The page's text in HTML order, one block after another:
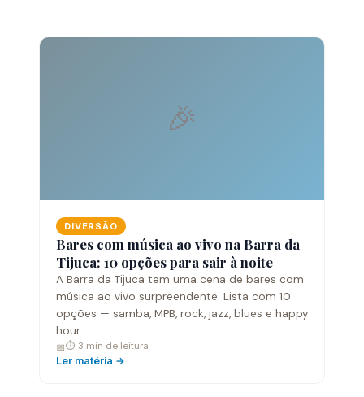
🎉
DIVERSÃO
Bares com música ao vivo na Barra da
Tijuca: 10 opções para sair à noite
A Barra da Tijuca tem uma cena de bares com
música ao vivo surpreendente. Lista com 10
opções — samba, MPB, rock, jazz, blues e happy
hour.
📅⏱ 3 min de leitura
Ler matéria →